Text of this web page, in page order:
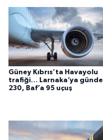
Güney Kıbrıs’ta Havayolu
trafiği… Larnaka’ya günde
230, Baf’a 95 uçuş